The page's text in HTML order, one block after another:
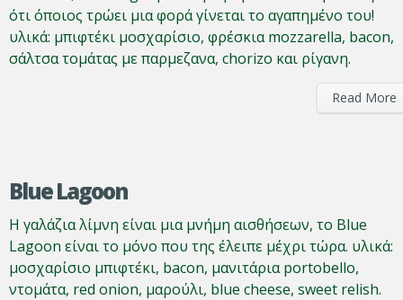
ότι όποιος τρώει μια φορά γίνεται το αγαπημένο του!
υλικά: μπιφτέκι μοσχαρίσιο, φρέσκια mozzarella, bacon,
σάλτσα τομάτας με παρμεζανα, chorizo και ρίγανη.
Read More
Blue Lagoon
Η γαλάζια λίμνη είναι μια μνήμη αισθήσεων, το Blue
Lagoon είναι το μόνο που της έλειπε μέχρι τώρα. υλικά:
μοσχαρίσιο μπιφτέκι, bacon, μανιτάρια portobello,
ντομάτα, red onion, μαρούλι, blue cheese, sweet relish.